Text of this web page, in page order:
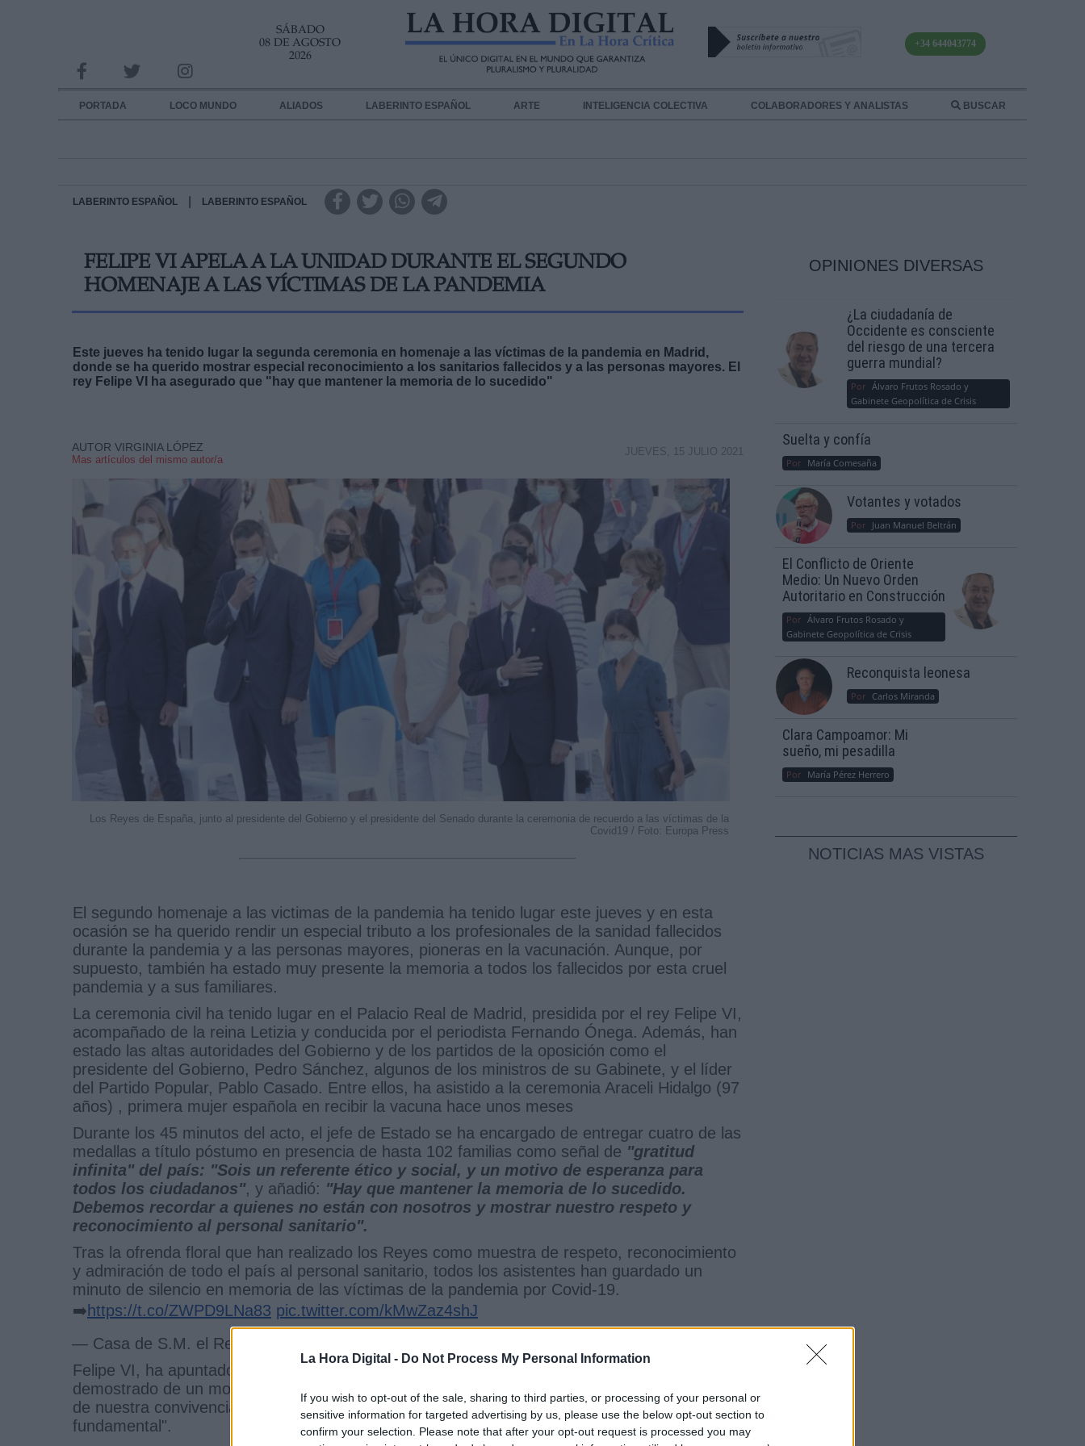
La Hora Digital - Do Not Process My Personal Information
If you wish to opt-out of the sale, sharing to third parties, or processing of your personal or
sensitive information for targeted advertising by us, please use the below opt-out section to
confirm your selection. Please note that after your opt-out request is processed you may
SÁBADO
08 DE AGOSTO
2026
+34 644043774
PORTADA LOCO MUNDO ALIADOS LABERINTO ESPAÑOL ARTE INTELIGENCIA COLECTIVA COLABORADORES Y ANALISTAS BUSCAR
LABERINTO ESPAÑOL LABERINTO ESPAÑOL
FELIPE VI APELA A LA UNIDAD DURANTE EL SEGUNDO
HOMENAJE A LAS VÍCTIMAS DE LA PANDEMIA
Este jueves ha tenido lugar la segunda ceremonia en homenaje a las víctimas de la pandemia en Madrid,
donde se ha querido mostrar especial reconocimiento a los sanitarios fallecidos y a las personas mayores. El
rey Felipe VI ha asegurado que "hay que mantener la memoria de lo sucedido"
AUTOR VIRGINIA LÓPEZ
Mas artículos del mismo autor/a
JUEVES, 15 JULIO 2021
Los Reyes de España, junto al presidente del Gobierno y el presidente del Senado durante la ceremonia de recuerdo a las víctimas de la
Covid19 / Foto: Europa Press
El segundo homenaje a las victimas de la pandemia ha tenido lugar este jueves y en esta
ocasión se ha querido rendir un especial tributo a los profesionales de la sanidad fallecidos
durante la pandemia y a las personas mayores, pioneras en la vacunación. Aunque, por
supuesto, también ha estado muy presente la memoria a todos los fallecidos por esta cruel
pandemia y a sus familiares.
La ceremonia civil ha tenido lugar en el Palacio Real de Madrid, presidida por el rey Felipe VI,
acompañado de la reina Letizia y conducida por el periodista Fernando Ónega. Además, han
estado las altas autoridades del Gobierno y de los partidos de la oposición como el
presidente del Gobierno, Pedro Sánchez, algunos de los ministros de su Gabinete, y el líder
del Partido Popular, Pablo Casado. Entre ellos, ha asistido a la ceremonia Araceli Hidalgo (97
años) , primera mujer española en recibir la vacuna hace unos meses
Durante los 45 minutos del acto, el jefe de Estado se ha encargado de entregar cuatro de las
medallas a título póstumo en presencia de hasta 102 familias como señal de "gratitud
infinita" del país: "Sois un referente ético y social, y un motivo de esperanza para
todos los ciudadanos", y añadió: "Hay que mantener la memoria de lo sucedido.
Debemos recordar a quienes no están con nosotros y mostrar nuestro respeto y
reconocimiento al personal sanitario".
Tras la ofrenda floral que han realizado los Reyes como muestra de respeto, reconocimiento
y admiración de todo el país al personal sanitario, todos los asistentes han guardado un
minuto de silencio en memoria de las víctimas de la pandemia por Covid-19.
➡️https://t.co/ZWPD9LNa83 pic.twitter.com/kMwZaz4shJ
— Casa de S.M. el Rey (@CasaReal)
Felipe VI, ha apuntado que
la pandemia ha marcado un antes y un después
demostrado de un modo irrevocable lo necesaria que es la cooperación en todos los ámbitos
de nuestra convivencia y que, frente a desafíos tan graves como este, la unidad es
fundamental".
OPINIONES DIVERSAS
¿La ciudadanía de
Occidente es consciente
del riesgo de una tercera
guerra mundial?
Por Álvaro Frutos Rosado y
Gabinete Geopolítica de Crisis
Suelta y confía
Por María Comesaña
Votantes y votados
Por Juan Manuel Beltrán
El Conflicto de Oriente
Medio: Un Nuevo Orden
Autoritario en Construcción
Por Álvaro Frutos Rosado y
Gabinete Geopolítica de Crisis
Reconquista leonesa
Por Carlos Miranda
Clara Campoamor: Mi
sueño, mi pesadilla
Por María Pérez Herrero
NOTICIAS MAS VISTAS
INFORMACION SOBRE LA PROTECCIÓN DE TUS DATOS
Responsable:
Destinatarios:
link
Información adicional
link